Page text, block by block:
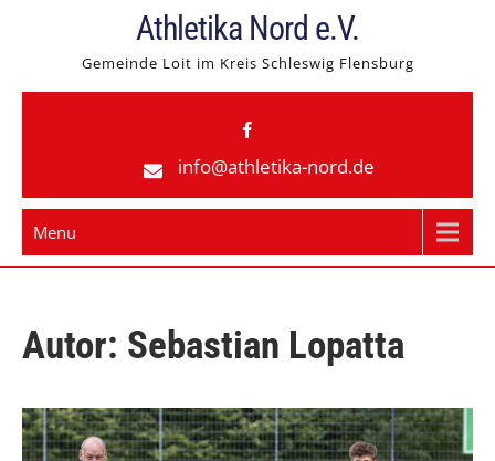
Athletika Nord e.V.
Gemeinde Loit im Kreis Schleswig Flensburg
info@athletika-nord.de
Menu
Autor: Sebastian Lopatta